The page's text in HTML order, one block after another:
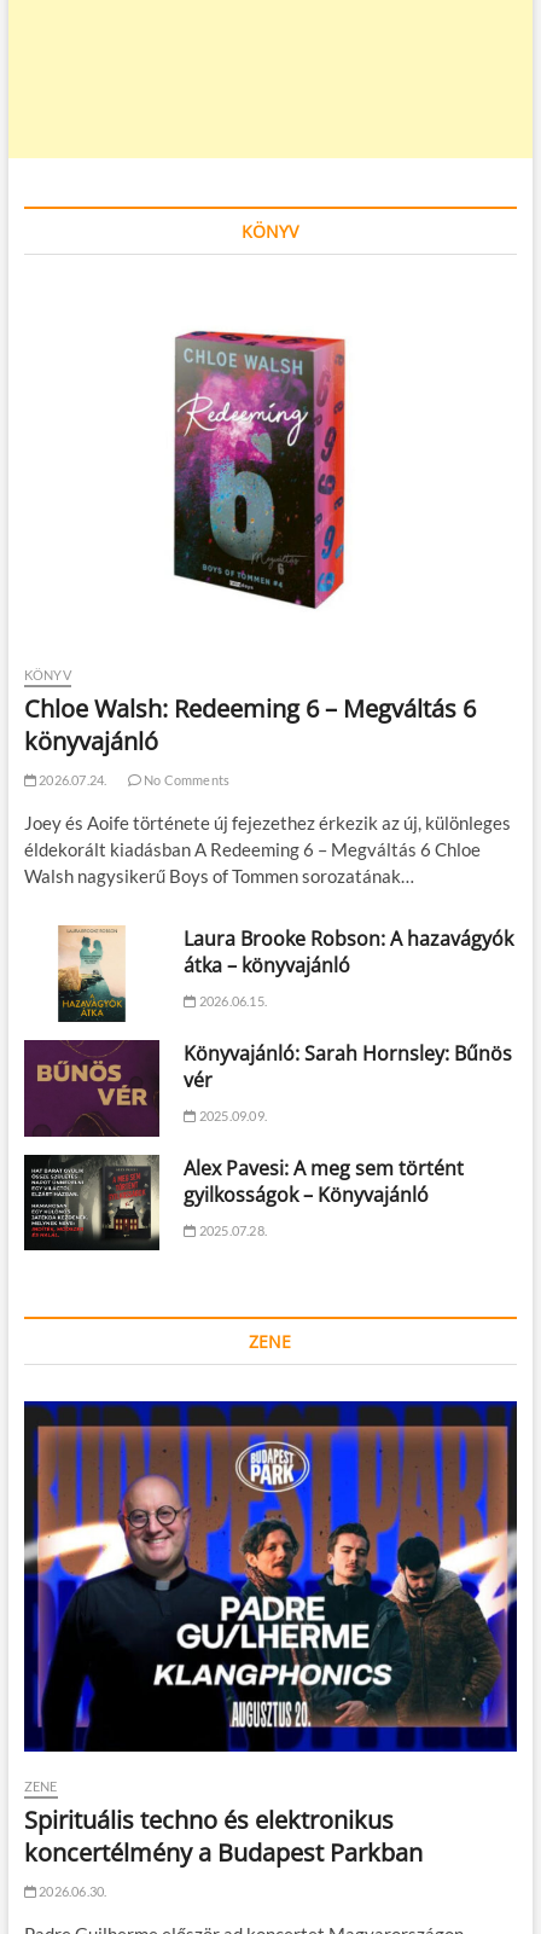
KÖNYV
KÖNYV
Chloe Walsh: Redeeming 6 – Megváltás 6
könyvajánló
2026.07.24. No Comments
Joey és Aoife története új fejezethez érkezik az új, különleges
éldekorált kiadásban A Redeeming 6 – Megváltás 6 Chloe
Walsh nagysikerű Boys of Tommen sorozatának…
Laura Brooke Robson: A hazavágyók
átka – könyvajánló
2026.06.15.
Könyvajánló: Sarah Hornsley: Bűnös
vér
2025.09.09.
Alex Pavesi: A meg sem történt
gyilkosságok – Könyvajánló
2025.07.28.
ZENE
ZENE
Spirituális techno és elektronikus
koncertélmény a Budapest Parkban
2026.06.30.